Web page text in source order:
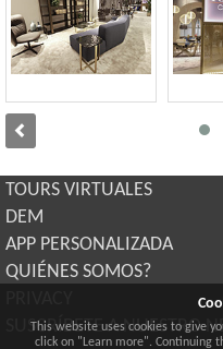
TOURS VIRTUALES
DEM
APP PERSONALIZADA
QUIÉNES SOMOS?
SUSCRÍBETE A NUESTRO
This website uses cookies to give
click on "Learn more". Continuing